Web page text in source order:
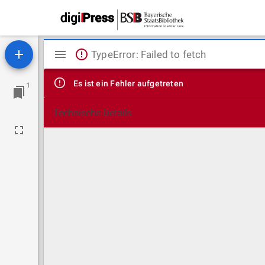
1
Mirador
Viewer
TypeError: Failed to fetch
Es ist ein Fehler aufgetreten
Technische Details